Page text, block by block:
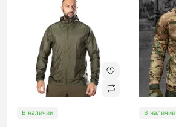
В наличии В наличии